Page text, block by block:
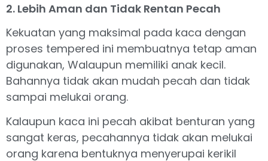
2. Lebih Aman dan Tidak Rentan Pecah
Kekuatan yang maksimal pada kaca dengan
proses tempered ini membuatnya tetap aman
digunakan, Walaupun memiliki anak kecil.
Bahannya tidak akan mudah pecah dan tidak
sampai melukai orang.
Kalaupun kaca ini pecah akibat benturan yang
sangat keras, pecahannya tidak akan melukai
orang karena bentuknya menyerupai kerikil